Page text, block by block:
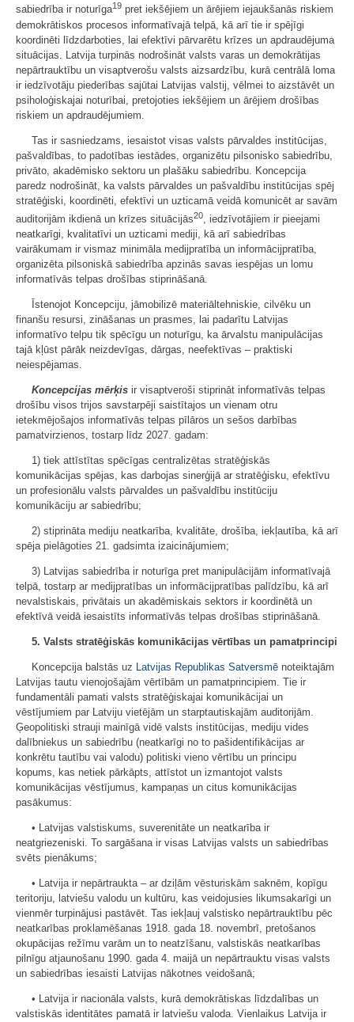
sabiedrība ir noturīga19 pret iekšējiem un ārējiem iejaukšanās riskiem
demokrātiskos procesos informatīvajā telpā, kā arī tie ir spējīgi
koordinēti līdzdarboties, lai efektīvi pārvarētu krīzes un apdraudējuma
situācijas. Latvija turpinās nodrošināt valsts varas un demokrātijas
nepārtrauktību un visaptverošu valsts aizsardzību, kurā centrālā loma
ir iedzīvotāju piederības sajūtai Latvijas valstij, vēlmei to aizstāvēt un
psiholoģiskajai noturībai, pretojoties iekšējiem un ārējiem drošības
riskiem un apdraudējumiem.
Tas ir sasniedzams, iesaistot visas valsts pārvaldes institūcijas,
pašvaldības, to padotības iestādes, organizētu pilsonisko sabiedrību,
privāto, akadēmisko sektoru un plašāku sabiedrību. Koncepcija
paredz nodrošināt, ka valsts pārvaldes un pašvaldību institūcijas spēj
stratēģiski, koordinēti, efektīvi un uzticamā veidā komunicēt ar savām
auditorijām ikdienā un krīzes situācijās20, iedzīvotājiem ir pieejami
neatkarīgi, kvalitatīvi un uzticami mediji, kā arī sabiedrības
vairākumam ir vismaz minimāla medijpratība un informācijpratība,
organizēta pilsoniskā sabiedrība apzinās savas iespējas un lomu
informatīvās telpas drošības stiprināšanā.
Īstenojot Koncepciju, jāmobilizē materiāltehniskie, cilvēku un
finanšu resursi, zināšanas un prasmes, lai padarītu Latvijas
informatīvo telpu tik spēcīgu un noturīgu, ka ārvalstu manipulācijas
tajā kļūst pārāk neizdevīgas, dārgas, neefektīvas – praktiski
neiespējamas.
Koncepcijas mērķis ir visaptveroši stiprināt informatīvās telpas
drošību visos trijos savstarpēji saistītajos un vienam otru
ietekmējošajos informatīvās telpas pīlāros un sešos darbības
pamatvirzienos, tostarp līdz 2027. gadam:
1) tiek attīstītas spēcīgas centralizētas stratēģiskās
komunikācijas spējas, kas darbojas sinerģijā ar stratēģisku, efektīvu
un profesionālu valsts pārvaldes un pašvaldību institūciju
komunikāciju ar sabiedrību;
2) stiprināta mediju neatkarība, kvalitāte, drošība, iekļautība, kā arī
spēja pielāgoties 21. gadsimta izaicinājumiem;
3) Latvijas sabiedrība ir noturīga pret manipulācijām informatīvajā
telpā, tostarp ar medijpratības un informācijpratības palīdzību, kā arī
nevalstiskais, privātais un akadēmiskais sektors ir koordinētā un
efektīvā veidā iesaistīts informatīvās telpas drošības stiprināšanā.
5. Valsts stratēģiskās komunikācijas vērtības un pamatprincipi
Koncepcija balstās uz Latvijas Republikas Satversmē noteiktajām
Latvijas tautu vienojošajām vērtībām un pamatprincipiem. Tie ir
fundamentāli pamati valsts stratēģiskajai komunikācijai un
vēstījumiem par Latviju vietējām un starptautiskajām auditorijām.
Ģeopolitiski strauji mainīgā vidē valsts institūcijas, mediju vides
dalībniekus un sabiedrību (neatkarīgi no to pašidentifikācijas ar
konkrētu tautību vai valodu) politiski vieno vērtību un principu
kopums, kas netiek pārkāpts, attīstot un izmantojot valsts
komunikācijas vēstījumus, kampaņas un citus komunikācijas
pasākumus:
• Latvijas valstiskums, suverenitāte un neatkarība ir
neatgriezeniski. To sargāšana ir visas Latvijas valsts un sabiedrības
svēts pienākums;
• Latvija ir nepārtraukta – ar dziļām vēsturiskām saknēm, kopīgu
teritoriju, latviešu valodu un kultūru, kas veidojusies likumsakarīgi un
vienmēr turpinājusi pastāvēt. Tas iekļauj valstisko nepārtrauktību pēc
neatkarības proklamēšanas 1918. gada 18. novembrī, pretošanos
okupācijas režīmu varām un to neatzīšanu, valstiskās neatkarības
pilnīgu atjaunošanu 1990. gada 4. maijā un nepārtrauktu visas valsts
un sabiedrības iesaisti Latvijas nākotnes veidošanā;
• Latvija ir nacionāla valsts, kurā demokrātiskas līdzdalības un
valstiskās identitātes pamatā ir latviešu valoda. Vienlaikus Latvija ir